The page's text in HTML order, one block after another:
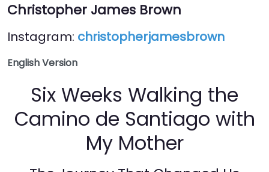
Christopher James Brown
Instagram: christopherjamesbrown
English Version
Six Weeks Walking the
Camino de Santiago with
My Mother